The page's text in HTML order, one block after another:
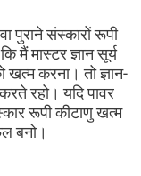
पुराने संस्कारों रूपी
मैं मास्टर ज्ञान सूर्य
खत्म करना। तो ज्ञान-
रहो। यदि पावर
रूपी कीटाणु खत्म
बनो।